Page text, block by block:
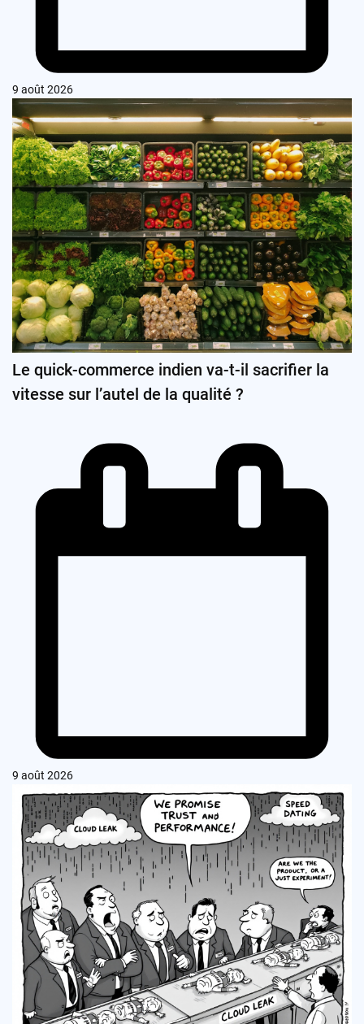
9 août 2026
Le quick-commerce indien va-t-il sacrifier la
vitesse sur l’autel de la qualité ?
9 août 2026